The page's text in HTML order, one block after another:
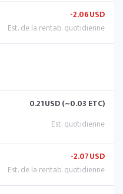
-2.06USD
0.21USD (~0.03 ETC)
-2.07USD